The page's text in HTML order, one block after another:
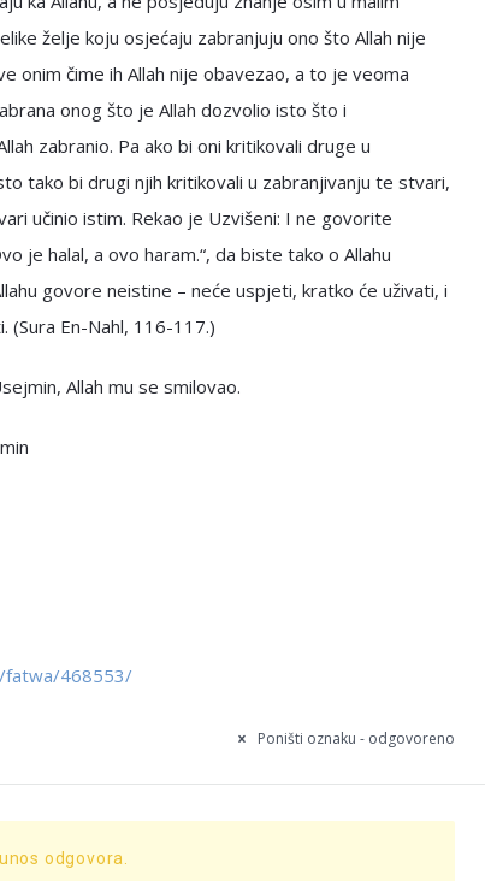
želje koju osjećaju zabranjuju ono što Allah nije
onim čime ih Allah nije obavezao, a to je veoma
onog što je Allah dozvolio isto što i
zabranio. Pa ako bi oni kritikovali druge u
tako bi drugi njih kritikovali u zabranjivanju te stvari,
učinio istim. Rekao je Uzvišeni: I ne govorite
je halal, a ovo haram.“, da biste tako o Allahu
govore neistine – neće uspjeti, kratko će uživati, i
(Sura En-Nahl, 116-117.)
Allah mu se smilovao.
fatwa/468553/
Poništi oznaku - odgovoreno
odgovora.